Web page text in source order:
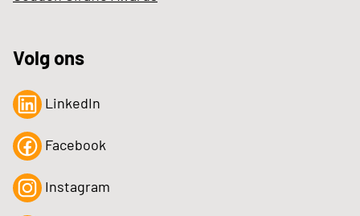
Volg ons
LinkedIn
Facebook
Instagram